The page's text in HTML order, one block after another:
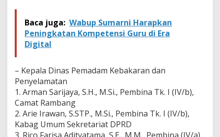
Baca juga: Wabup Sumarni Harapkan
Peningkatan Kompetensi Guru di Era
Digital
– Kepala Dinas Pemadam Kebakaran dan
Penyelamatan
1. Arman Sarijaya, S.H., M.Si., Pembina Tk. I (IV/b),
Camat Rambang
2. Arie Irawan, S.STP., M.Si., Pembina Tk. I (IV/b),
Kabag Umum Sekretariat DPRD